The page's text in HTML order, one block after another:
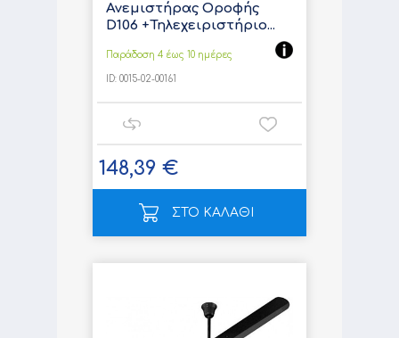
Ανεμιστήρας Οροφής
D106 +Τηλεχειριστήριο...
Παράδοση 4 έως 10 ημέρες
ID: 0015-02-00161
148,39 €
ΣΤΟ ΚΑΛΑΘΙ